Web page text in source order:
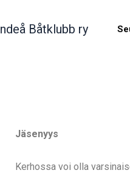
Båtklubb ry
Jäsenyys
Kerhossa voi olla